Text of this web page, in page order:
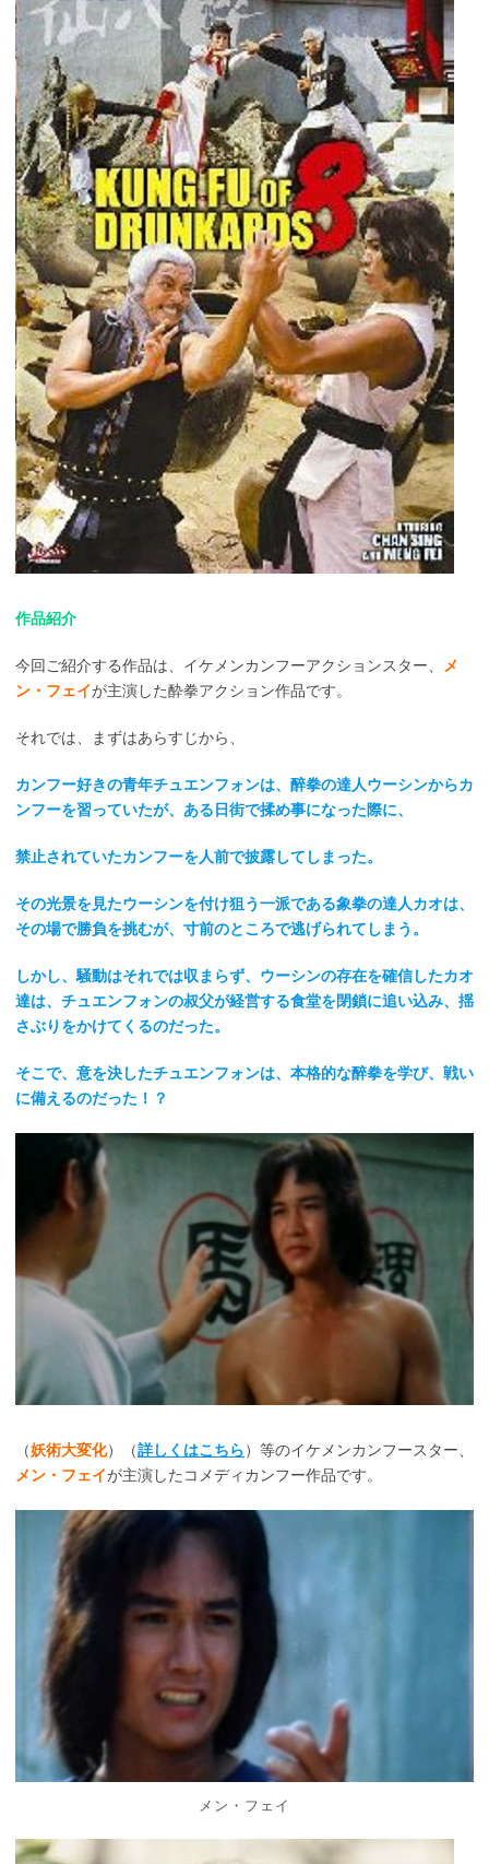
作品紹介
今回ご紹介する作品は、イケメンカンフーアクションスター、
メ
ン・フェイが主演した酔拳アクション作品です。
それでは、まずはあらすじから、
カンフー好きの青年チュエンフォンは、醉拳の達人ウーシンからカ
ンフーを習っていたが、ある日街で揉め事になった際に、
禁止されていたカンフーを人前で披露してしまった。
その光景を見たウーシンを付け狙う一派である象拳の達人カオは、
その場で勝負を挑むが、寸前のところで逃げられてしまう。
しかし、騒動はそれでは収まらず、ウーシンの存在を確信したカオ
達は、チュエンフォンの叔父が経営する食堂を閉鎖に追い込み、揺
さぶりをかけてくるのだった。
そこで、意を決したチュエンフォンは、本格的な醉拳を学び、戦い
に備えるのだった！？
（妖術大変化）（詳しくはこちら）等のイケメンカンフースター、
メン・フェイが主演したコメディカンフー作品です。
メン・フェイ